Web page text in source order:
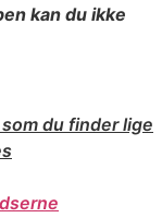
kan du ikke
du finder lige